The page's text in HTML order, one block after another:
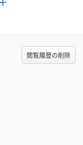
閲覧履歴の削除